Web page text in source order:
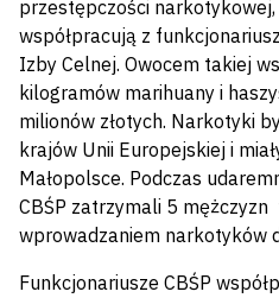
przestępczości narkotykowej,
współpracują z
Izby Celnej. Owocem takiej
kilogramów marihuany i
milionów złotych. Narkotyki
krajów Unii Europejskiej i
Małopolsce. Podczas
CBŚP zatrzymali 5 mężczyzn
wprowadzaniem narkotyków
Funkcjonariusze CBŚP